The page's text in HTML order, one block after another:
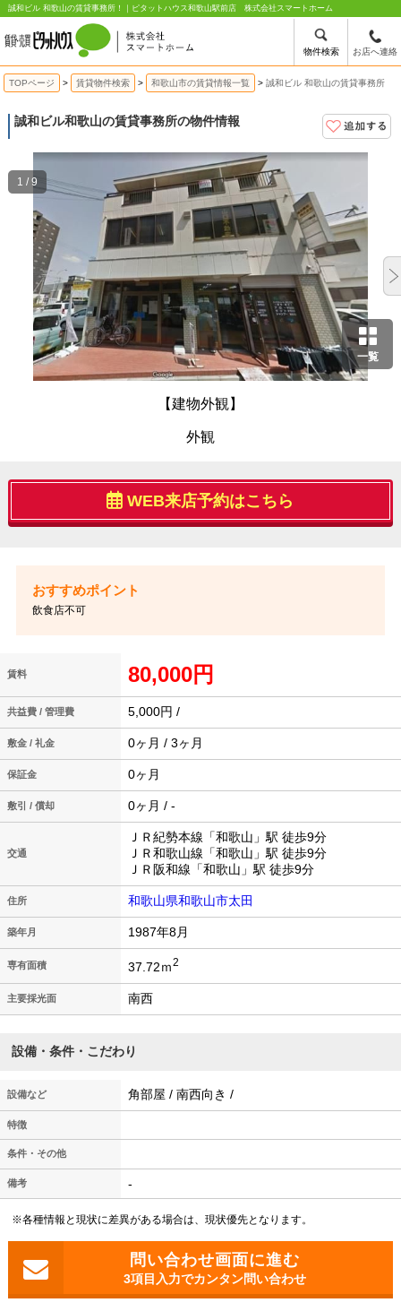
物件検索 お店へ連絡
誠和ビル 和歌山の賃貸事務所！｜ピタットハウス和歌山駅前店 株式会社スマートホーム
TOPページ 賃貸物件検索 和歌山市の賃貸情報一覧 誠和ビル 和歌山の賃貸事務所
誠和ビル和歌山の賃貸事務所の物件情報
一覧
【建物外観】
外観
1 / 9
WEB来店予約はこちら
飲食店不可
賃料 80,000円
共益費 / 管理費 5,000円 /
敷金 / 礼金 0ヶ月 / 3ヶ月
保証金 0ヶ月
敷引 / 償却 0ヶ月 / -
交通
ＪＲ紀勢本線「和歌山」駅 徒歩9分
ＪＲ和歌山線「和歌山」駅 徒歩9分
ＪＲ阪和線「和歌山」駅 徒歩9分
住所 和歌山県和歌山市太田
築年月 1987年8月
専有面積 37.72ｍ2
主要採光面 南西
設備・条件・こだわり
設備など 角部屋 / 南西向き /
特徴
条件・その他
備考 -
※各種情報と現状に差異がある場合は、現状優先となります。
3項目入力でカンタン問い合わせ